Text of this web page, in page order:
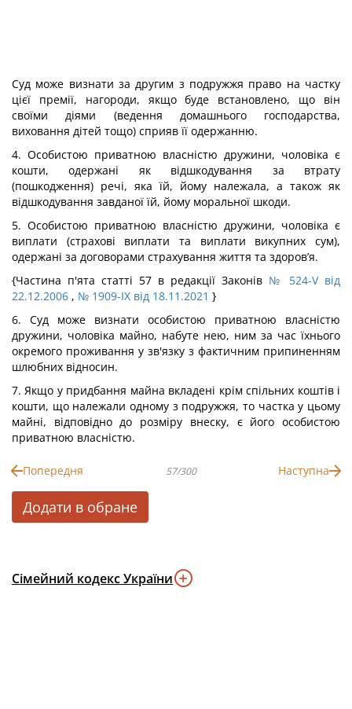
Суд може визнати за другим з подружжя право на частку
цієї премії, нагороди, якщо буде встановлено, що він
своїми діями (ведення домашнього господарства,
виховання дітей тощо) сприяв її одержанню.
4. Особистою приватною власністю дружини, чоловіка є
кошти, одержані як відшкодування за втрату
(пошкодження) речі, яка їй, йому належала, а також як
відшкодування завданої їй, йому моральної шкоди.
5. Особистою приватною власністю дружини, чоловіка є
виплати (страхові виплати та виплати викупних сум),
одержані за договорами страхування життя та здоров’я.
{Частина п'ята статті 57 в редакції Законів № 524-V від
22.12.2006 , № 1909-IX від 18.11.2021 }
6. Суд може визнати особистою приватною власністю
дружини, чоловіка майно, набуте нею, ним за час їхнього
окремого проживання у зв'язку з фактичним припиненням
шлюбних відносин.
7. Якщо у придбання майна вкладені крім спільних коштів і
кошти, що належали одному з подружжя, то частка у цьому
майні, відповідно до розміру внеску, є його особистою
приватною власністю.
Попередня 57/300 Наступна
Додати в обране
Сімейний кодекс України